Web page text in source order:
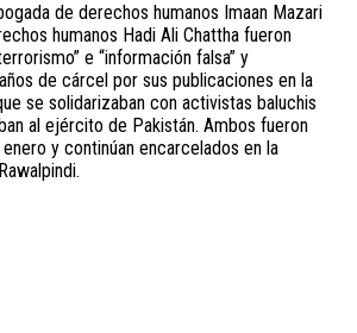
de derechos humanos Imaan Mazari
humanos Hadi Ali Chattha fueron
e “información falsa” y
de cárcel por sus publicaciones en la
se solidarizaban con activistas baluchis
al ejército de Pakistán. Ambos fueron
y continúan encarcelados en la